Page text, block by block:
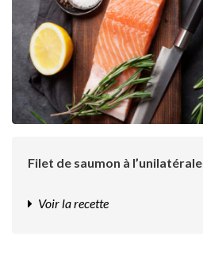
Filet de saumon à l’unilatérale
Voir la recette